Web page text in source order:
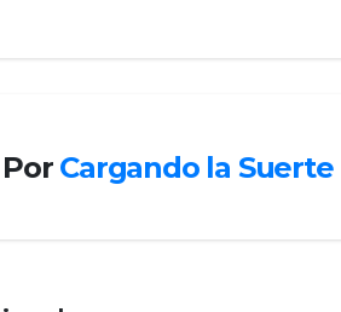
Por Cargando la Suerte